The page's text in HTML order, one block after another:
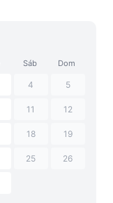
Sáb Dom
4 5
11 12
18 19
25 26